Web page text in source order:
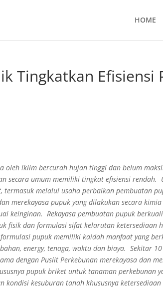
HOME
Tingkatkan Efisiensi
oleh iklim bercurah hujan tinggi dan belum
secara umum memiliki tingkat efisiensi rendah.
melalui usaha perbaikan pembuatan
merekayasa pupuk yang dilakukan secara
keinginan. Rekayasa pembuatan pupuk
fisik dan formulasi sifat kelarutan ketersediaan
pupuk memiliki kaidah manfaat yang
energy, tenaga, waktu dan biaya. Sekitar
dengan Puslit Perkebunan merekayasa dan
pupuk briket untuk tanaman perkebunan
kondisi kesuburan tanah khususnya